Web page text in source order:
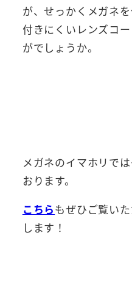
が、せっかくメガネ
付きにくいレンズコ
がでしょうか。
メガネのイマホリでは
おります。
こちらもぜひご覧い
します！